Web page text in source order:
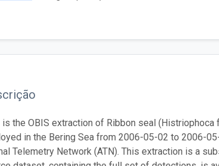
is the OBIS extraction of Ribbon seal
in the Bering Sea from 2006-05-02 to 2006-
Telemetry Network (ATN). This extraction is a